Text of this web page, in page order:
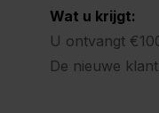
Wat u krijgt:
U ontvangt
De nieuwe